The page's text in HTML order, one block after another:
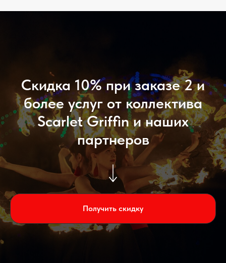
Скидка 10% при заказе 2 и
более услуг от коллектива
Scarlet Griffin и наших
партнеров
Получить скидку